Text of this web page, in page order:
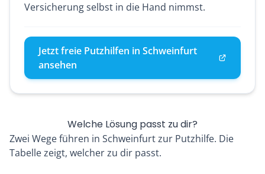
Versicherung selbst in die Hand nimmst.
Jetzt freie Putzhilfen in Schweinfurt
ansehen
Welche Lösung passt zu dir?
Zwei Wege führen in Schweinfurt zur Putzhilfe. Die
Tabelle zeigt, welcher zu dir passt.